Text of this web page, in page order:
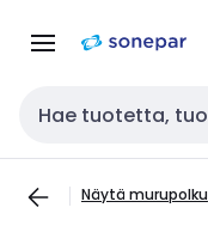
navigointiinsisältöön
Haku
Näytä murupolku